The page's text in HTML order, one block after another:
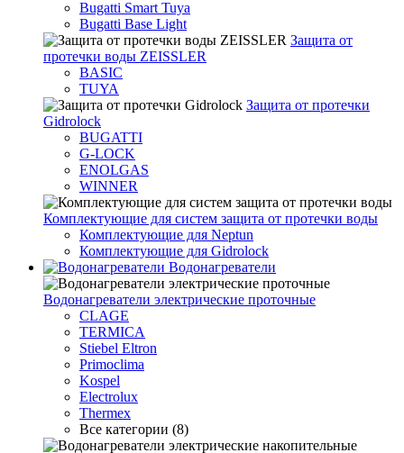
Bugatti Smart Tuya
Bugatti Base Light
Защита от
протечки воды ZEISSLER
BASIC
TUYA
Защита от протечки
Gidrolock
BUGATTI
G-LOCK
ENOLGAS
WINNER
Комплектующие для систем защита от протечки воды
Комплектующие для Neptun
Комплектующие для Gidrolock
Водонагреватели
Водонагреватeли электрические проточные
CLAGE
TERMICA
Stiebel Eltron
Primoclima
Kospel
Electrolux
Thermex
Все категории (8)